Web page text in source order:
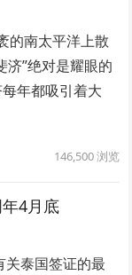
的南太平洋上散
济”绝对是耀眼的
年都吸引着大
146,500浏览
4月底
关泰国签证的最